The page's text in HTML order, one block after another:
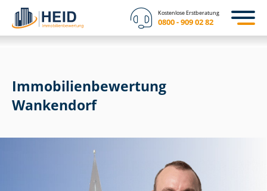
Kostenlose Erstberatung
0800 - 909 02 82
Immobilien­bewertung
Wankendorf